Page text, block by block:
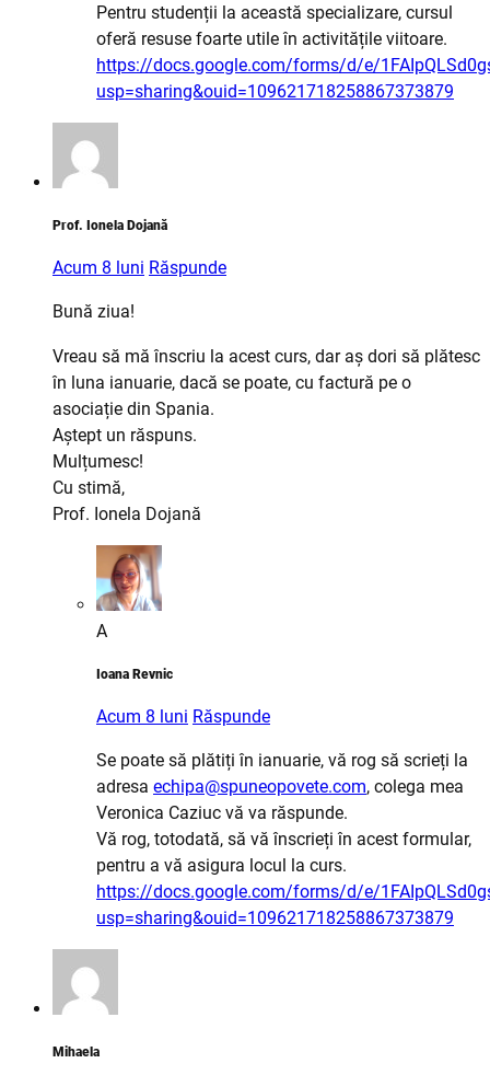
Pentru studenții la această specializare, cursul
oferă resuse foarte utile în activitățile viitoare.
https://docs.google.com/forms/d/e/
usp=sharing&ouid=109621718258867373879
Prof. Ionela Dojană
Acum 8 luni Răspunde
Bună ziua!
Vreau să mă înscriu la acest curs, dar aș dori să plătesc
în luna ianuarie, dacă se poate, cu factură pe o
asociație din Spania.
Aștept un răspuns.
Mulțumesc!
Cu stimă,
Prof. Ionela Dojană
A
Ioana Revnic
Acum 8 luni Răspunde
Se poate să plătiți în ianuarie, vă rog să scrieți la
adresa echipa@spuneopovete.com, colega mea
Veronica Caziuc vă va răspunde.
Vă rog, totodată, să vă înscrieți în acest formular,
pentru a vă asigura locul la curs.
https://docs.google.com/forms/d/e/
usp=sharing&ouid=109621718258867373879
Mihaela